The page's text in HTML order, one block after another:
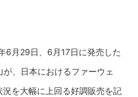
6月29日、6月17日に発売した
が、日本におけるファーウェ
を大幅に上回る好調販売を記